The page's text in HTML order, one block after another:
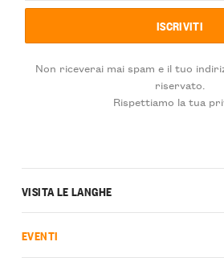
Non riceverai mai spam e il tuo
riservato.
Rispettiamo la tua
VISITA LE LANGHE
EVENTI